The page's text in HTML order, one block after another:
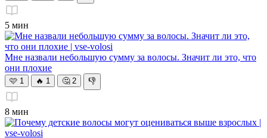
5 мин
Мне назвали небольшую сумму за волосы. Значит ли это, что
они плохие
🩷 1 🔥 1 🤔 2 👎
8 мин